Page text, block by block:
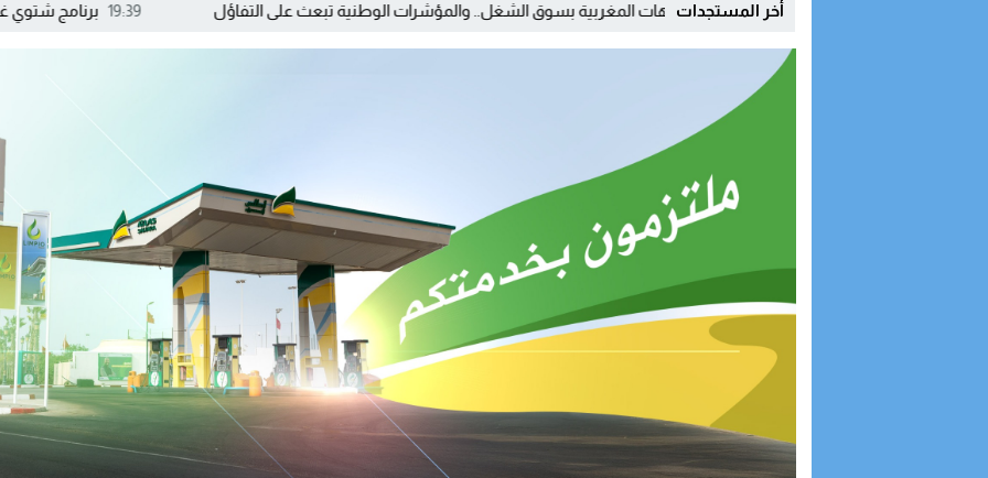
أخر المستجدات 19:39 برنامج شتوي غير مسبوق لـ”رايان الداخلة في صدارة الجهات المغربية بسوق الشغل.. والمؤشرات الوطنية تبعث على التفاؤل